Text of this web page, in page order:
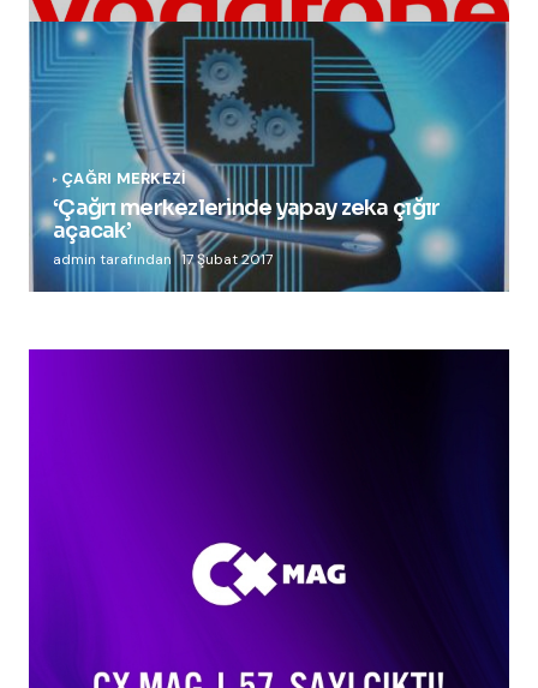
ÇAĞRI MERKEZI
‘Çağrı merkezlerinde yapay zeka çığır
açacak’
admin tarafından 17 Şubat 2017